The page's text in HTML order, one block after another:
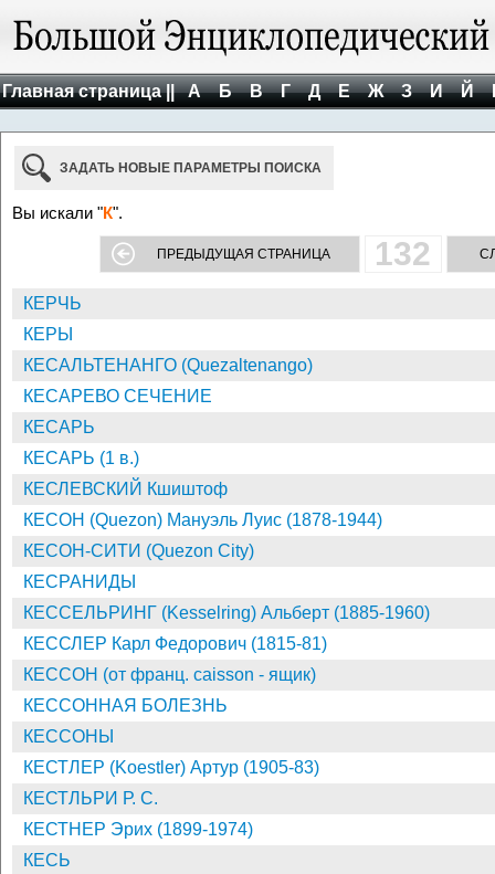
Главная страница || А Б В Г Д Е Ж З И Й
ЗАДАТЬ НОВЫЕ ПАРАМЕТРЫ ПОИСКА
Вы искали "К".
ПРЕДЫДУЩАЯ СТРАНИЦА 132
КЕРЧЬ
КЕРЫ
КЕСАЛЬТЕНАНГО (Quezaltenango)
КЕСАРЕВО СЕЧЕНИЕ
КЕСАРЬ
КЕСАРЬ (1 в.)
КЕСЛЕВСКИЙ Кшиштоф
КЕСОН (Quezon) Мануэль Луис (1878-1944)
КЕСОН-СИТИ (Quezon City)
КЕСРАНИДЫ
КЕССЕЛЬРИНГ (Kesselring) Альберт (1885-1960)
КЕССЛЕР Карл Федорович (1815-81)
КЕССОН (от франц. caisson - ящик)
КЕССОННАЯ БОЛЕЗНЬ
КЕССОНЫ
КЕСТЛЕР (Koestler) Артур (1905-83)
КЕСТЛЬРИ Р. С.
КЕСТНЕР Эрих (1899-1974)
КЕСЬ